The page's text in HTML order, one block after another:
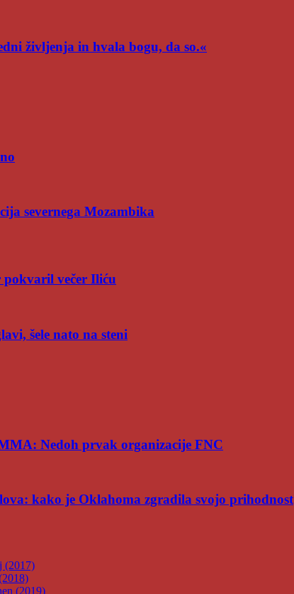
življenja in hvala bogu, da so.«
severnega Mozambika
večer Iliću
šele nato na steni
Nedoh prvak organizacije FNC
kako je Oklahoma zgradila svojo prihodnost
(2017)
(2019)